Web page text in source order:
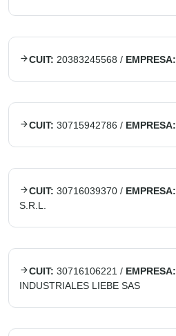
CUIT: 20383245568 / EMPRESA:
CUIT: 30715942786 / EMPRESA:
CUIT: 30716039370 / EMPRESA:
S.R.L.
CUIT: 30716106221 / EMPRESA:
INDUSTRIALES LIEBE SAS